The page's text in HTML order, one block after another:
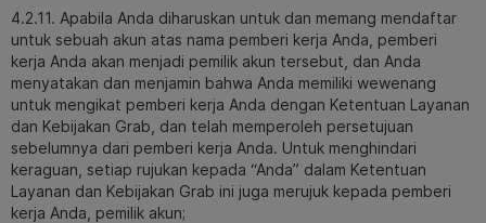
4.2.11. Apabila Anda diharuskan untuk dan memang mendaftar
untuk sebuah akun atas nama pemberi kerja Anda, pemberi
kerja Anda akan menjadi pemilik akun tersebut, dan Anda
menyatakan dan menjamin bahwa Anda memiliki wewenang
untuk mengikat pemberi kerja Anda dengan Ketentuan Layanan
dan Kebijakan Grab, dan telah memperoleh persetujuan
sebelumnya dari pemberi kerja Anda. Untuk menghindari
keraguan, setiap rujukan kepada “Anda” dalam Ketentuan
Layanan dan Kebijakan Grab ini juga merujuk kepada pemberi
kerja Anda, pemilik akun;